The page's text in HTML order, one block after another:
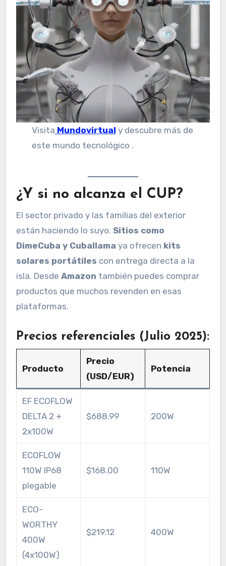
Visita Mundovirtual y descubre más de
este mundo tecnológico .
¿Y si no alcanza el CUP?
El sector privado y las familias del exterior
están haciendo lo suyo. Sitios como
DimeCuba y Cuballama ya ofrecen kits
solares portátiles con entrega directa a la
isla. Desde Amazon también puedes comprar
productos que muchos revenden en esas
plataformas.
Precios referenciales (Julio 2025):
Producto
Precio
(USD/EUR)
Potencia
EF ECOFLOW
DELTA 2 +
2x100W
$688.99 200W
ECOFLOW
110W IP68
plegable
$168.00 110W
ECO-
WORTHY
400W
(4x100W)
$219.12 400W